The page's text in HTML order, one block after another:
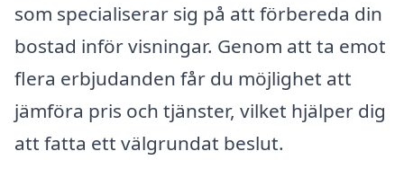
som specialiserar sig på att förbereda din
bostad inför visningar. Genom att ta emot
flera erbjudanden får du möjlighet att
jämföra pris och tjänster, vilket hjälper dig
att fatta ett välgrundat beslut.